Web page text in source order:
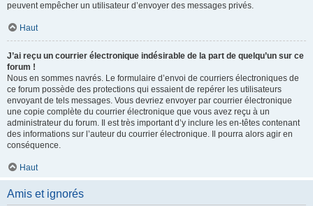
peuvent empêcher un utilisateur d’envoyer des messages privés.
Haut
J’ai reçu un courrier électronique indésirable de la part de quelqu’un sur ce
forum !
Nous en sommes navrés. Le formulaire d’envoi de courriers électroniques de
ce forum possède des protections qui essaient de repérer les utilisateurs
envoyant de tels messages. Vous devriez envoyer par courrier électronique
une copie complète du courrier électronique que vous avez reçu à un
administrateur du forum. Il est très important d’y inclure les en-têtes contenant
des informations sur l’auteur du courrier électronique. Il pourra alors agir en
conséquence.
Haut
Amis et ignorés